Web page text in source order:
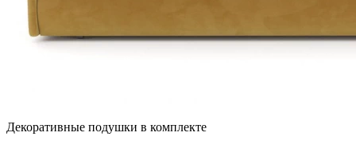
Декоративные подушки в комплекте